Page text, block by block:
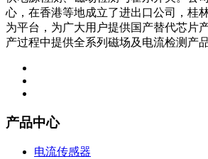
心，在香港等地成立了进出口公司，桂
为平台，为广大用户提供国产替代芯片
产过程中提供全系列磁场及电流检测产
产品中心
电流传感器